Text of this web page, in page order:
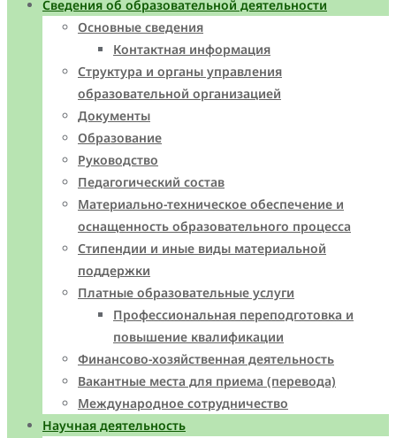
Сведения об образовательной деятельности
Основные сведения
Контактная информация
Структура и органы управления
образовательной организацией
Документы
Образование
Руководство
Педагогический состав
Материально-техническое обеспечение и
оснащенность образовательного процесса
Стипендии и иные виды материальной
поддержки
Платные образовательные услуги
Профессиональная переподготовка и
повышение квалификации
Финансово-хозяйственная деятельность
Вакантные места для приема (перевода)
Международное сотрудничество
Научная деятельность